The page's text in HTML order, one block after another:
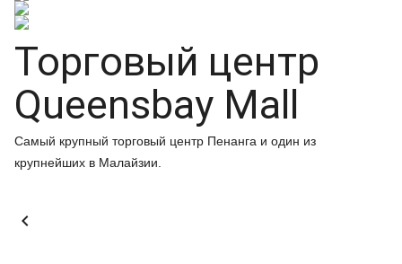
Торговый центр
Queensbay Mall
Самый крупный торговый центр Пенанга и один из
крупнейших в Малайзии.
